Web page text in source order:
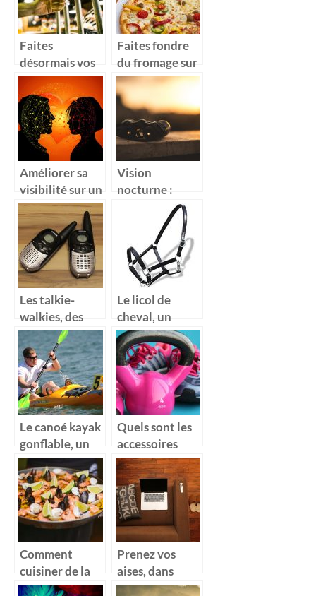
événement
unique
l’eau
Faites
désormais vos
bières
artisanales
maisons avec le
kit de brassage
Faites fondre
du fromage sur
vos pizza
comme un pro
avec le four à
pizza
électrique
Améliorer sa
visibilité sur un
site de
rencontre
Vision
nocturne :
comme une
chauve-souris
Les talkie-
walkies, des
super cadeaux
pour vos
enfants
Le licol de
cheval, un
excellent de
contrôle de
votre cheval
Le canoé kayak
gonflable, un
équipement
pratique et
facilement
transportable
Quels sont les
accessoires
qu’il vous faut
en salle de
sport ?
Comment
cuisiner de la
paella en masse
Prenez vos
aises, dans
votre canapé